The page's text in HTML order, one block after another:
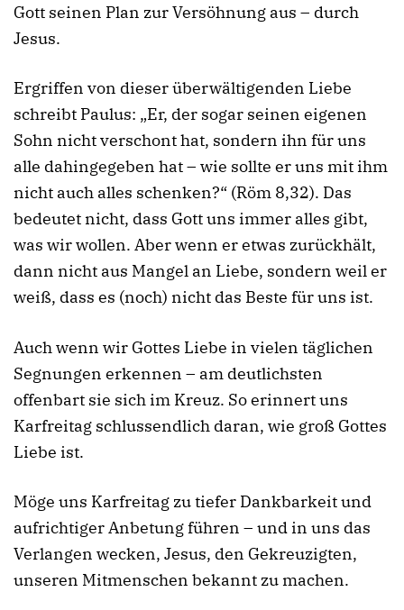
Gott seinen Plan zur Versöhnung aus – durch
Jesus.
Ergriffen von dieser überwältigenden Liebe
schreibt Paulus: „Er, der sogar seinen eigenen
Sohn nicht verschont hat, sondern ihn für uns
alle dahingegeben hat – wie sollte er uns mit ihm
nicht auch alles schenken?“ (Röm 8,32). Das
bedeutet nicht, dass Gott uns immer alles gibt,
was wir wollen. Aber wenn er etwas zurückhält,
dann nicht aus Mangel an Liebe, sondern weil er
weiß, dass es (noch) nicht das Beste für uns ist.
Auch wenn wir Gottes Liebe in vielen täglichen
Segnungen erkennen – am deutlichsten
offenbart sie sich im Kreuz. So erinnert uns
Karfreitag schlussendlich daran, wie groß Gottes
Liebe ist.
Möge uns Karfreitag zu tiefer Dankbarkeit und
aufrichtiger Anbetung führen – und in uns das
Verlangen wecken, Jesus, den Gekreuzigten,
unseren Mitmenschen bekannt zu machen.